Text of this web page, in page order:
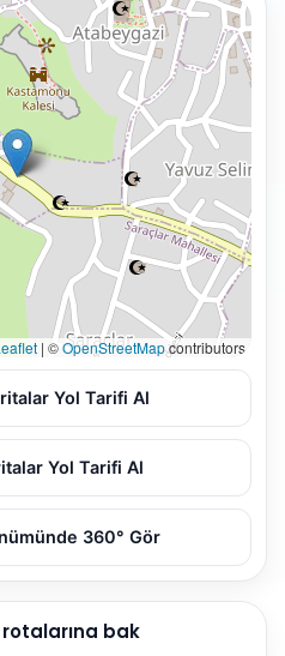
| ©OpenStreetMapcontributors
Yol Tarifi Al
Yol Tarifi Al
360° Gör
bak